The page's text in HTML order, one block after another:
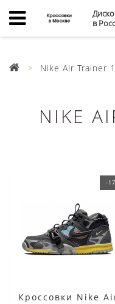
в
Nike Air Trainer 1
NIKE
-
Кроссовки Nike